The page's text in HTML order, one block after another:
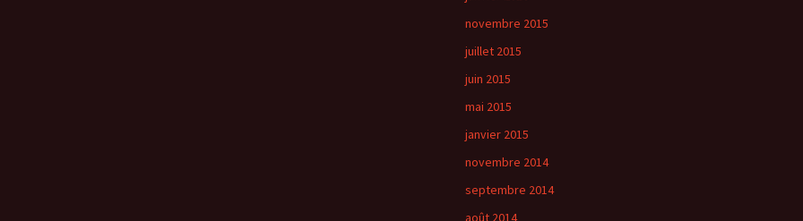
novembre 2015
juillet 2015
juin 2015
mai 2015
janvier 2015
novembre 2014
septembre 2014
août 2014